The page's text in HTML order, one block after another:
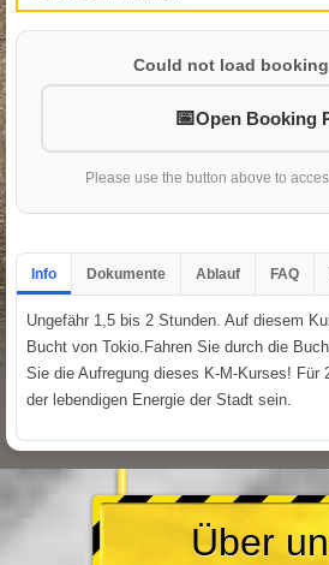
Could not load
Open Booking
Please use the button above to
Info Dokumente Ablauf FAQ
Ungefähr 1,5 bis 2 Stunden. Auf diesem
Bucht von Tokio.Fahren Sie durch die
Sie die Aufregung dieses K-M-Kurses! Für
der lebendigen Energie der Stadt sein.
Über